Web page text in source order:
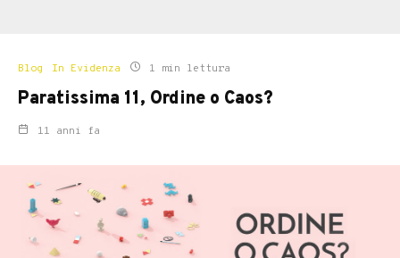
Blog In Evidenza 1 min lettura
Paratissima 11, Ordine o Caos?
11 anni fa